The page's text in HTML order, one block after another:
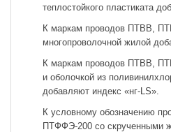
теплостойкого пластиката
К маркам проводов ПТВВ,
многопроволочной жилой
К маркам проводов ПТВВ,
и оболочкой из
добавляют индекс «нг-LS».
К условному обозначению
ПТФФЭ-200 со скрученными